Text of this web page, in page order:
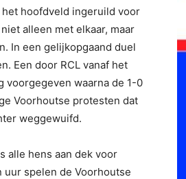
hoofdveld ingeruild voor
alleen met elkaar, maar
In een gelijkopgaand duel
Een door RCL vanaf het
voorgegeven waarna de 1-0
Voorhoutse protesten dat
weggewuifd.
alle hens aan dek voor
uur spelen de Voorhoutse